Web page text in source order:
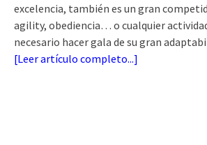
excelencia, también es un gran
agility, obediencia… o cualquier
necesario hacer gala de su gran
[Leer artículo completo...]